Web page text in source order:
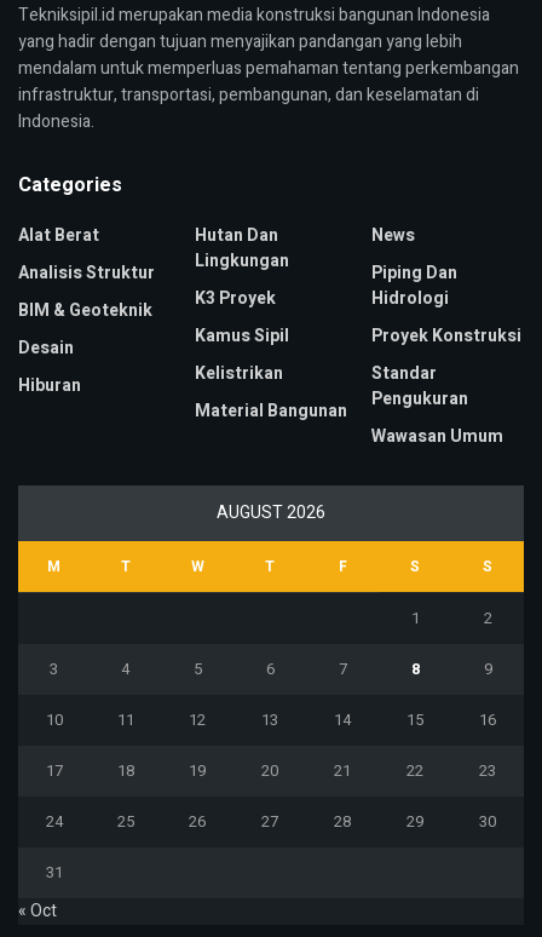
Tekniksipil.id merupakan media konstruksi bangunan Indonesia
yang hadir dengan tujuan menyajikan pandangan yang lebih
mendalam untuk memperluas pemahaman tentang perkembangan
infrastruktur, transportasi, pembangunan, dan keselamatan di
Indonesia.
Categories
Alat Berat
Analisis Struktur
BIM & Geoteknik
Desain
Hiburan
Hutan Dan
Lingkungan
K3 Proyek
Kamus Sipil
Kelistrikan
Material Bangunan
News
Piping Dan
Hidrologi
Proyek Konstruksi
Standar
Pengukuran
Wawasan Umum
AUGUST 2026
M T W T F S S
1 2
3 4 5 6 7 8 9
10 11 12 13 14 15 16
17 18 19 20 21 22 23
24 25 26 27 28 29 30
31
« Oct